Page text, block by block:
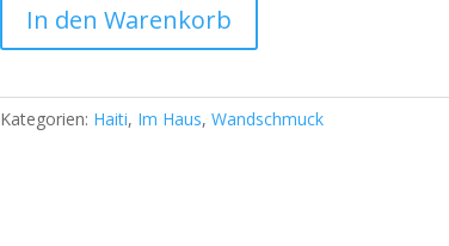
In den Warenkorb
Kategorien: Haiti, Im Haus,Wandschmuck